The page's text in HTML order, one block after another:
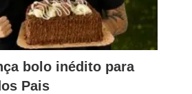
bolo inédito para
Pais